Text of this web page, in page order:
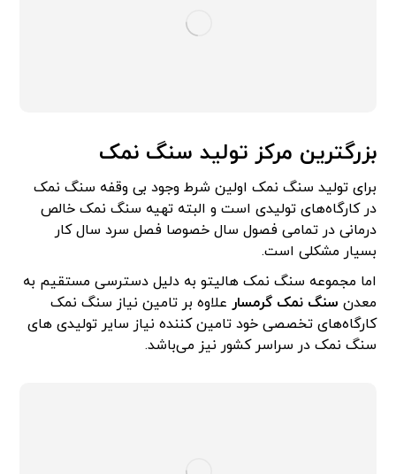
بزرگترین مرکز تولید سنگ نمک
برای تولید سنگ نمک اولین شرط وجود بی وقفه سنگ نمک
در کارگاه‌های تولیدی است و البته تهیه سنگ نمک خالص
درمانی در تمامی فصول سال خصوصا فصل سرد سال کار
بسیار مشکلی است.
اما مجموعه سنگ نمک هالیتو به دلیل دسترسی مستقیم به
معدن سنگ نمک گرمسار علاوه بر تامین نیاز سنگ نمک
کارگاه‌های تخصصی خود تامین کننده نیاز سایر تولیدی های
سنگ نمک در سراسر کشور نیز می‌باشد.